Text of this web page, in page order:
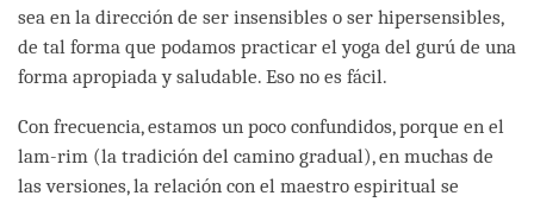
sea en la dirección de ser insensibles o ser hipersensibles,
de tal forma que podamos practicar el yoga del gurú de una
forma apropiada y saludable. Eso no es fácil.
Con frecuencia, estamos un poco confundidos, porque en el
lam-rim (la tradición del camino gradual), en muchas de
las versiones, la relación con el maestro espiritual se